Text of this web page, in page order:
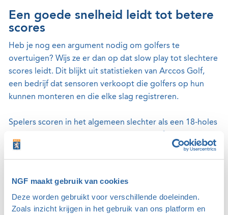
NGF maakt gebruik van cookies
Deze worden gebruikt voor verschillende doeleinden.
Zoals inzicht krijgen in het gebruik van ons platform en
Een goede snelheid leidt tot betere
scores
Heb je nog een argument nodig om golfers te
overtuigen? Wijs ze er dan op dat slow play tot slechtere
scores leidt. Dit blijkt uit statistieken van Arccos Golf,
een bedrijf dat sensoren verkoopt die golfers op hun
kunnen monteren en die elke slag registreren.
Spelers scoren in het algemeen slechter als een 18-holes
met een handicap tussen de 15 en 20 scoren dan
gemiddeld 1,7 slag slechter. Bij spelers met een
bij spelers met een handicap tussen de 5 en 10 is het
gemiddeld 1,4 slag en bij spelers met een handicap
tussen de nul en 5 gemiddeld 1,3 slag.